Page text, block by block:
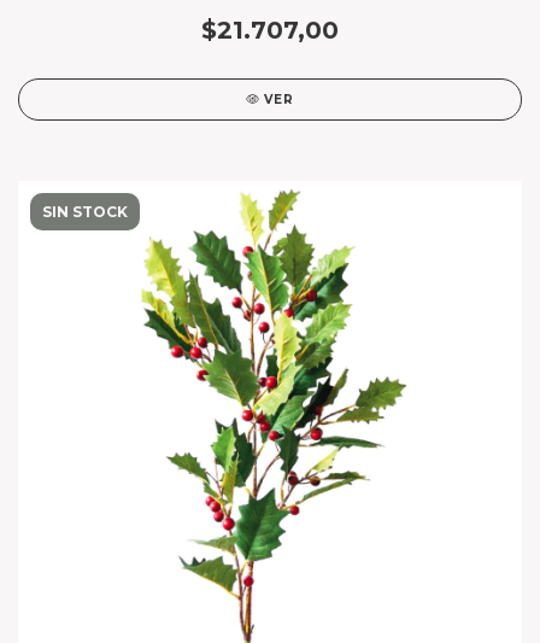
$21.707,00
VER
SIN STOCK